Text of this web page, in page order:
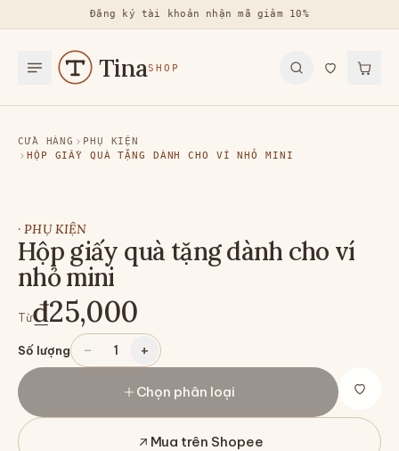
Đăng ký tài khoản nhận mã giảm 10%
TinaSHOP
CỬA HÀNG
PHỤ KIỆN
HỘP GIẤY QUÀ TẶNG DÀNH CHO VÍ NHỎ MINI
· PHỤ KIỆN
Hộp giấy quà tặng dành cho ví
nhỏ mini
Từ₫25,000
Số lượng − 1 +
Chọn phân loại
Mua trên Shopee